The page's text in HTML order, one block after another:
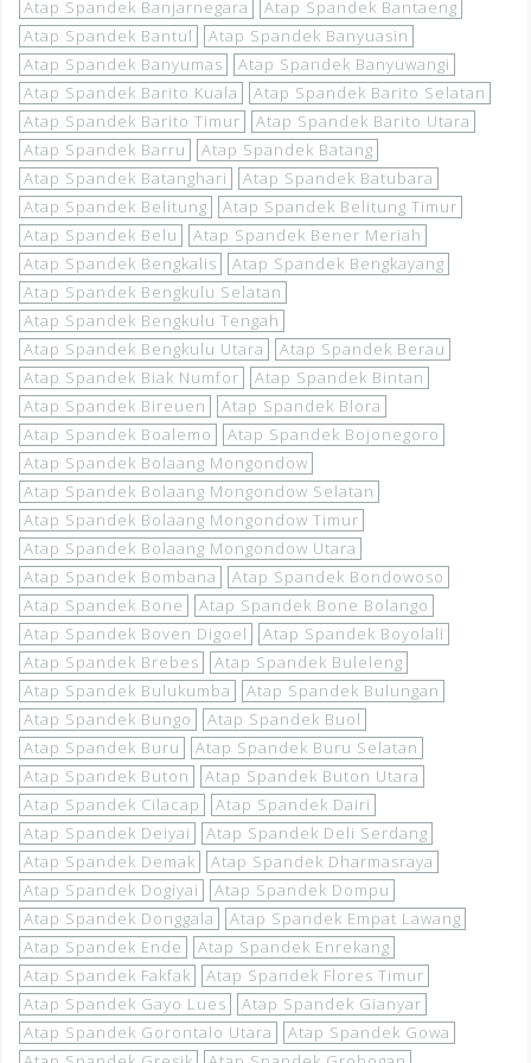
Atap Spandek Banjarnegara
Atap Spandek Bantaeng
Atap Spandek Bantul
Atap Spandek Banyuasin
Atap Spandek Banyumas
Atap Spandek Banyuwangi
Atap Spandek Barito Kuala
Atap Spandek Barito Selatan
Atap Spandek Barito Timur
Atap Spandek Barito Utara
Atap Spandek Barru
Atap Spandek Batang
Atap Spandek Batanghari
Atap Spandek Batubara
Atap Spandek Belitung
Atap Spandek Belitung Timur
Atap Spandek Belu
Atap Spandek Bener Meriah
Atap Spandek Bengkalis
Atap Spandek Bengkayang
Atap Spandek Bengkulu Selatan
Atap Spandek Bengkulu Tengah
Atap Spandek Bengkulu Utara
Atap Spandek Berau
Atap Spandek Biak Numfor
Atap Spandek Bintan
Atap Spandek Bireuen
Atap Spandek Blora
Atap Spandek Boalemo
Atap Spandek Bojonegoro
Atap Spandek Bolaang Mongondow
Atap Spandek Bolaang Mongondow Selatan
Atap Spandek Bolaang Mongondow Timur
Atap Spandek Bolaang Mongondow Utara
Atap Spandek Bombana
Atap Spandek Bondowoso
Atap Spandek Bone
Atap Spandek Bone Bolango
Atap Spandek Boven Digoel
Atap Spandek Boyolali
Atap Spandek Brebes
Atap Spandek Buleleng
Atap Spandek Bulukumba
Atap Spandek Bulungan
Atap Spandek Bungo
Atap Spandek Buol
Atap Spandek Buru
Atap Spandek Buru Selatan
Atap Spandek Buton
Atap Spandek Buton Utara
Atap Spandek Cilacap
Atap Spandek Dairi
Atap Spandek Deiyai
Atap Spandek Deli Serdang
Atap Spandek Demak
Atap Spandek Dharmasraya
Atap Spandek Dogiyai
Atap Spandek Dompu
Atap Spandek Donggala
Atap Spandek Empat Lawang
Atap Spandek Ende
Atap Spandek Enrekang
Atap Spandek Fakfak
Atap Spandek Flores Timur
Atap Spandek Gayo Lues
Atap Spandek Gianyar
Atap Spandek Gorontalo Utara
Atap Spandek Gowa